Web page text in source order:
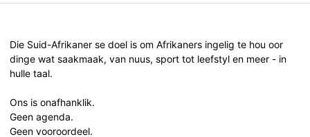
Die Suid-Afrikaner se doel is om Afrikaners ingelig te hou oor
dinge wat saakmaak, van nuus, sport tot leefstyl en meer - in
hulle taal.
Ons is onafhanklik.
Geen agenda.
Geen vooroordeel.